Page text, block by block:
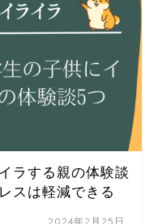
ラする親の体験談
スは軽減できる
2024年2月25日